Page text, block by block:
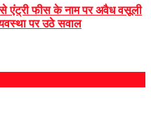
एंट्री फीस के नाम पर अवैध वसूली
पर उठे सवाल